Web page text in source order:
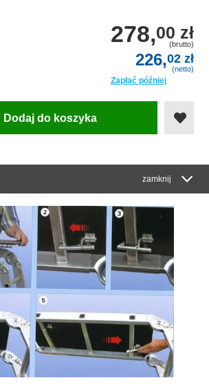
278,00 zł
(brutto)
226,02 zł
(netto)
Zapłać później
Dodaj do koszyka
zamknij